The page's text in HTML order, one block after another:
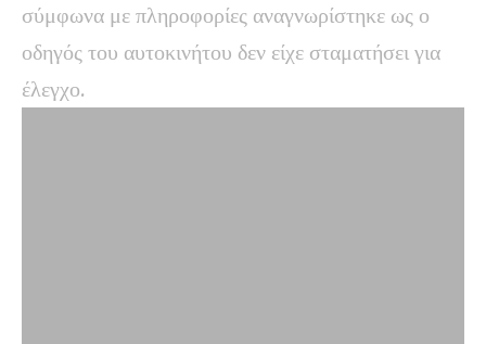
σύμφωνα με πληροφορίες αναγνωρίστηκε ως ο
οδηγός του αυτοκινήτου δεν είχε σταματήσει για
έλεγχο.